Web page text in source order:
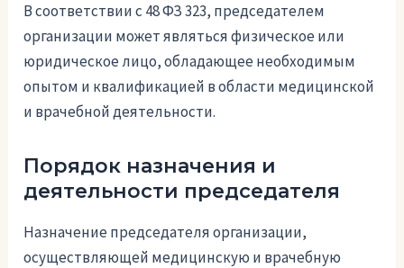
В соответствии с 48 ФЗ 323, председателем
организации может являться физическое или
юридическое лицо, обладающее необходимым
опытом и квалификацией в области медицинской
и врачебной деятельности.
Порядок назначения и
деятельности председателя
Назначение председателя организации,
осуществляющей медицинскую и врачебную